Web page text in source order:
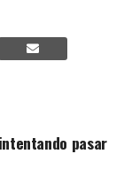
pasar